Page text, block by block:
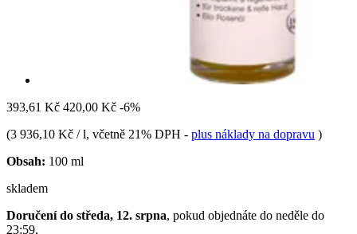
393,61 Kč 420,00 Kč -6%
(3 936,10 Kč / l, včetně 21% DPH - plus náklady na dopravu )
Obsah: 100 ml
skladem
Doručení do středa, 12. srpna, pokud objednáte do neděle do
23:59.